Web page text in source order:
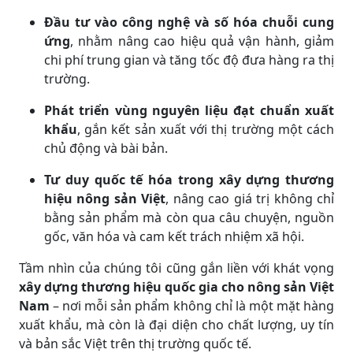
Đầu tư vào công nghệ và số hóa chuỗi cung
ứng, nhằm nâng cao hiệu quả vận hành, giảm
chi phí trung gian và tăng tốc độ đưa hàng ra thị
trường.
Phát triển vùng nguyên liệu đạt chuẩn xuất
khẩu, gắn kết sản xuất với thị trường một cách
chủ động và bài bản.
Tư duy quốc tế hóa trong xây dựng thương
hiệu nông sản Việt, nâng cao giá trị không chỉ
bằng sản phẩm mà còn qua câu chuyện, nguồn
gốc, văn hóa và cam kết trách nhiệm xã hội.
Tầm nhìn của chúng tôi cũng gắn liền với khát vọng
xây dựng thương hiệu quốc gia cho nông sản Việt
Nam – nơi mỗi sản phẩm không chỉ là một mặt hàng
xuất khẩu, mà còn là đại diện cho chất lượng, uy tín
và bản sắc Việt trên thị trường quốc tế.